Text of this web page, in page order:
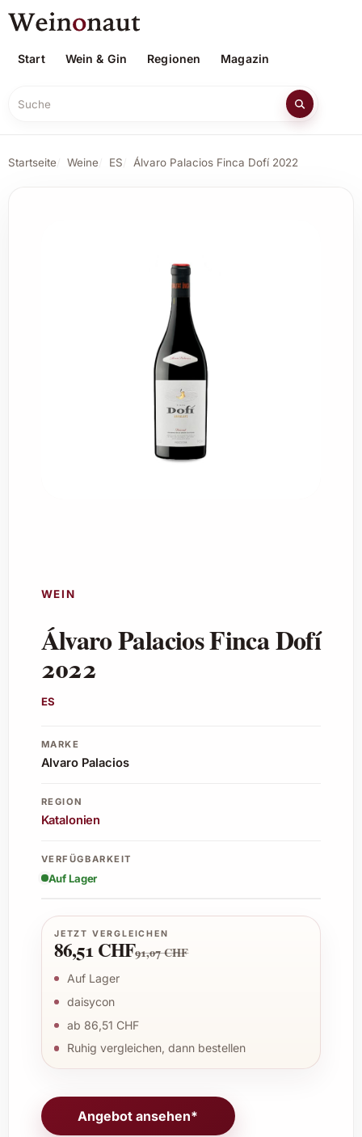
Start Wein & Gin Regionen Magazin
Suche
Startseite Weine ES Álvaro Palacios Finca Dofí 2022
WEIN
Álvaro Palacios Finca Dofí
2022
ES
MARKE
Alvaro Palacios
REGION
Katalonien
VERFÜGBARKEIT
Auf Lager
JETZT VERGLEICHEN
86,51 CHF91,07 CHF
Auf Lager
daisycon
ab 86,51 CHF
Ruhig vergleichen, dann bestellen
Angebot ansehen*